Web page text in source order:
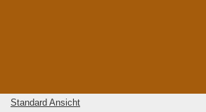
Standard Ansicht